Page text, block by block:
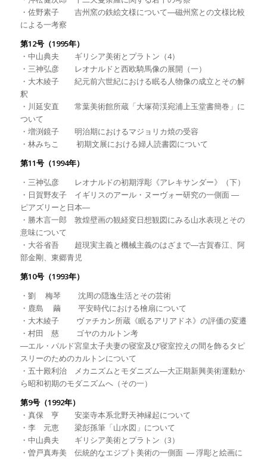
・佐野素子 吉州窯の鉄絵文様について―磁州窯との文様比較
による一考察
第12号（1995年）
・中山典夫 ギリシア美術とプラトン（4）
・三神弘彦 レオナルドと西欧騎馬像の展開（一）
・大木綾子 紀元前六世紀における眠る人物像の成立とその解
釈
・川延安直 常葉美術館所蔵「大塚荷渓宛浦上玉堂書簡巻」に
ついて
・増渕鏡子 明治期におけるマジョリカ焼の受容
・林みちこ 初期文展における婦人読書図について
第11号（1994年）
・三神弘彦 レオナルドの初期浮彫《アレキサンダー》（下）
・日賀野友子 イギリスのアール・ヌーヴォー研究の一側面 ―
ピアズリーと日本―
・勝木言一郎 敦煌壁画の観経変日想観図にみる山水表現とその
意味について
・大谷省吾 超現実主義と機械主義のはざまで―古賀春江、阿
部金剛、東郷青児
第10号（1993年）
・劉 梅琴 沈周の隠逸生活とその芸術
・鹿島 繭 平安時代における檜扇について
・大木綾子 ヴァチカン所蔵《眠るアリアドネ》の評価の変遷
・村田 慈 ゴヤのカルトン考
―エル・パルド宮皇太子夫妻の寝室及び寝室控えの間を飾るタピ
スリーのためのカルトンについて
・五十殿利治 メカニズムとモダニズム―大正期新興美術運動か
ら昭和初期のモダニズムへ（その一）
第9号（1992年）
・真保 亨 安楽寺本系北野天神縁起について
・李 元恵 梁彭孫筆「山水図」について
・中山典夫 ギリシア美術とプラトン（3）
・曽戸真寿美 伝統的なエジプト美術の一側面 ― 浮彫と絵画に